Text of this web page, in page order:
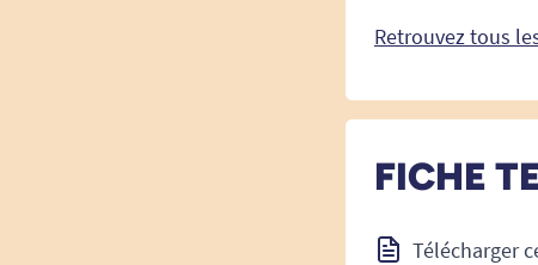
Retrouvez tous
FICHE
Télécharger